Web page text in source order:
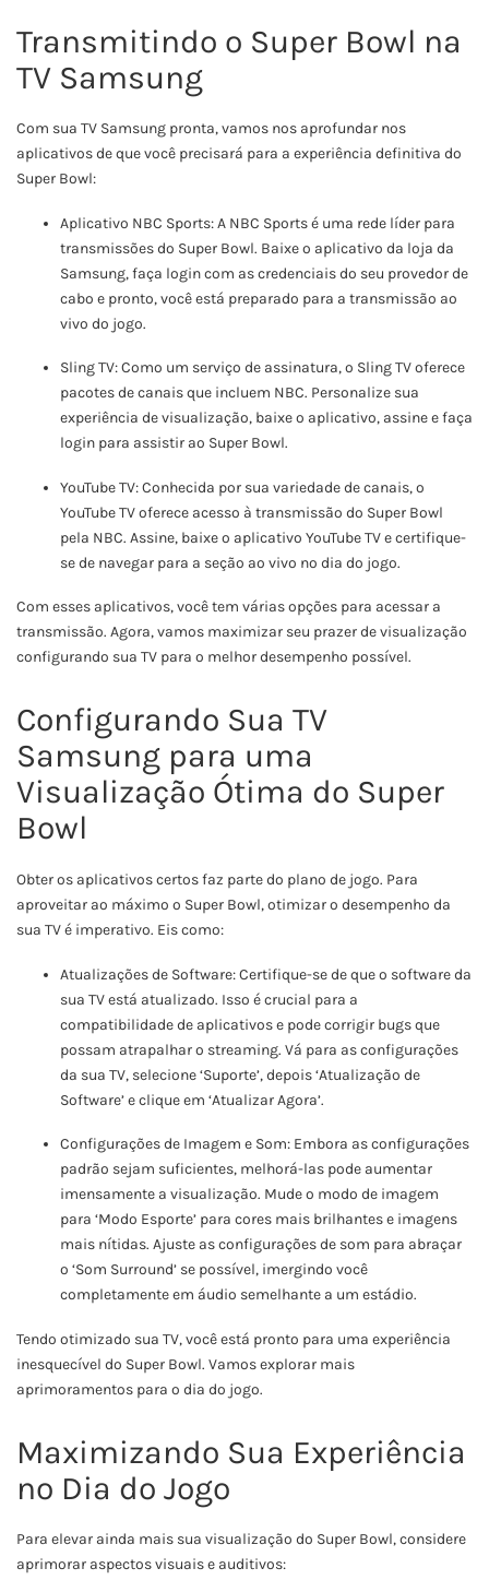
Transmitindo o Super Bowl na
TV Samsung
Com sua TV Samsung pronta, vamos nos aprofundar nos
aplicativos de que você precisará para a experiência definitiva do
Super Bowl:
Aplicativo NBC Sports: A NBC Sports é uma rede líder para
transmissões do Super Bowl. Baixe o aplicativo da loja da
Samsung, faça login com as credenciais do seu provedor de
cabo e pronto, você está preparado para a transmissão ao
vivo do jogo.
Sling TV: Como um serviço de assinatura, o Sling TV oferece
pacotes de canais que incluem NBC. Personalize sua
experiência de visualização, baixe o aplicativo, assine e faça
login para assistir ao Super Bowl.
YouTube TV: Conhecida por sua variedade de canais, o
YouTube TV oferece acesso à transmissão do Super Bowl
pela NBC. Assine, baixe o aplicativo YouTube TV e certifique-
se de navegar para a seção ao vivo no dia do jogo.
Com esses aplicativos, você tem várias opções para acessar a
transmissão. Agora, vamos maximizar seu prazer de visualização
configurando sua TV para o melhor desempenho possível.
Configurando Sua TV
Samsung para uma
Visualização Ótima do Super
Bowl
Obter os aplicativos certos faz parte do plano de jogo. Para
aproveitar ao máximo o Super Bowl, otimizar o desempenho da
sua TV é imperativo. Eis como:
Atualizações de Software: Certifique-se de que o software da
sua TV está atualizado. Isso é crucial para a
compatibilidade de aplicativos e pode corrigir bugs que
possam atrapalhar o streaming. Vá para as configurações
da sua TV, selecione ‘Suporte’, depois ‘Atualização de
Software’ e clique em ‘Atualizar Agora’.
Configurações de Imagem e Som: Embora as configurações
padrão sejam suficientes, melhorá-las pode aumentar
imensamente a visualização. Mude o modo de imagem
para ‘Modo Esporte’ para cores mais brilhantes e imagens
mais nítidas. Ajuste as configurações de som para abraçar
o ‘Som Surround’ se possível, imergindo você
completamente em áudio semelhante a um estádio.
Tendo otimizado sua TV, você está pronto para uma experiência
inesquecível do Super Bowl. Vamos explorar mais
aprimoramentos para o dia do jogo.
Maximizando Sua Experiência
no Dia do Jogo
Para elevar ainda mais sua visualização do Super Bowl, considere
aprimorar aspectos visuais e auditivos: